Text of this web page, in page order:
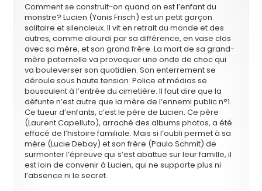
Comment se construit-on quand on est l’enfant du
monstre? Lucien (Yanis Frisch) est un petit garçon
solitaire et silencieux. Il vit en retrait du monde et des
autres, comme alourdi par sa différence, en vase clos
avec sa mère, et son grand frère. La mort de sa grand-
mère paternelle va provoquer une onde de choc qui
va bouleverser son quotidien. Son enterrement se
déroule sous haute tension. Police et médias se
bousculent à l’entrée du cimetière. Il faut dire que la
défunte n’est autre que la mère de l’ennemi public n°1.
Ce tueur d’enfants, c’est le père de Lucien. Ce père
(Laurent Capelluto), arraché des albums photos, a été
effacé de l’histoire familiale. Mais si l’oubli permet à sa
mère (Lucie Debay) et son frère (Paulo Schmit) de
surmonter l’épreuve qui s’est abattue sur leur famille, il
est loin de convenir à Lucien, qui ne supporte plus ni
l’absence ni le secret.